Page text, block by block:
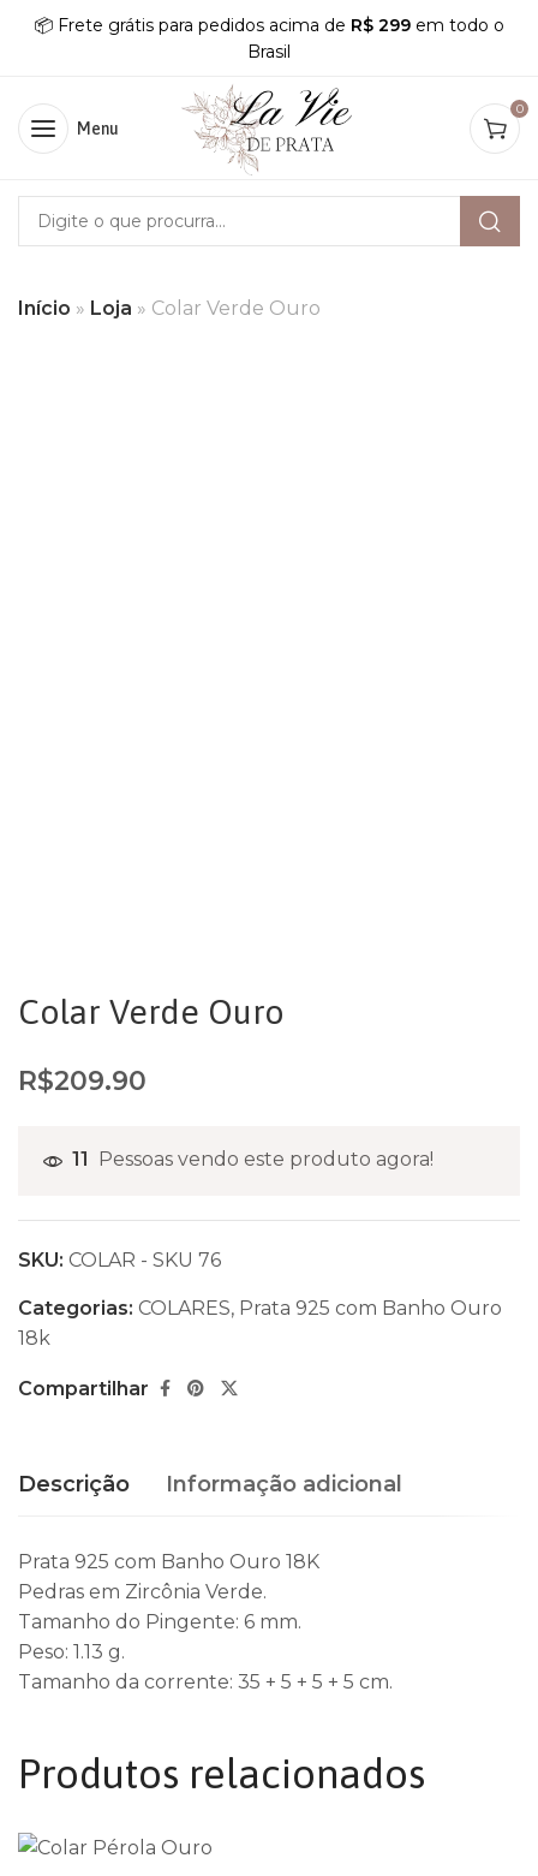
📦 Frete grátis para pedidos acima de R$ 299 em todo o
Brasil
Menu
0
Início » Loja » Colar Verde Ouro
Colar Verde Ouro
R$209.90
11 Pessoas vendo este produto agora!
SKU: COLAR - SKU 76
Categorias: COLARES, Prata 925 com Banho Ouro
18k
Compartilhar
Descrição Informação adicional
Prata 925 com Banho Ouro 18K
Pedras em Zircônia Verde.
Tamanho do Pingente: 6 mm.
Peso: 1.13 g.
Tamanho da corrente: 35 + 5 + 5 + 5 cm.
Produtos relacionados